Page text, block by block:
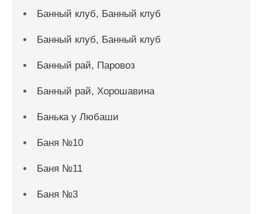
Банный клуб, Банный клуб
Банный клуб, Банный клуб
Банный рай, Паровоз
Банный рай, Хорошавина
Банька у Любаши
Баня №10
Баня №11
Баня №3